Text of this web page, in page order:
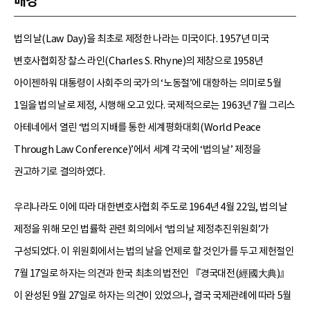
법의 날(Law Day)을 최초로 제정한 나라는 미국이다. 1957년 미국
변호사협회장 찰스 라인(Charles S. Rhyne)의 제창으로 1958년
아이젠하워 대통령이 사회주의 국가의 ‘노동절’에 대항하는 의미로 5월
1일을 법의 날로 제정, 시행해 오고 있다. 국제적으로는 1963년 7월 그리스
아테네에서 열린 ‘법의 지배를 통한 세계평화대회(World Peace
Through Law Conference)’에서 세계 각국에 ‘법의 날’ 제정을
권고하기로 결의하였다.
우리나라도 이에 따라 대한변호사협회 주도로 1964년 4월 22일, 법의 날
제정을 위해 모인 법률학 관련 회의에서 ‘법의 날 제정추진위원회’가
구성되었다. 이 위원회에서는 법의 날을 언제로 할 것인가를 두고 제헌절인
7월 17일로 하자는 의견과 한국 최초의 법전인 『경국대전(經國大典)』
이 완성된 9월 27일로 하자는 의견이 있었으나, 결국 국제관례에 따라 5월